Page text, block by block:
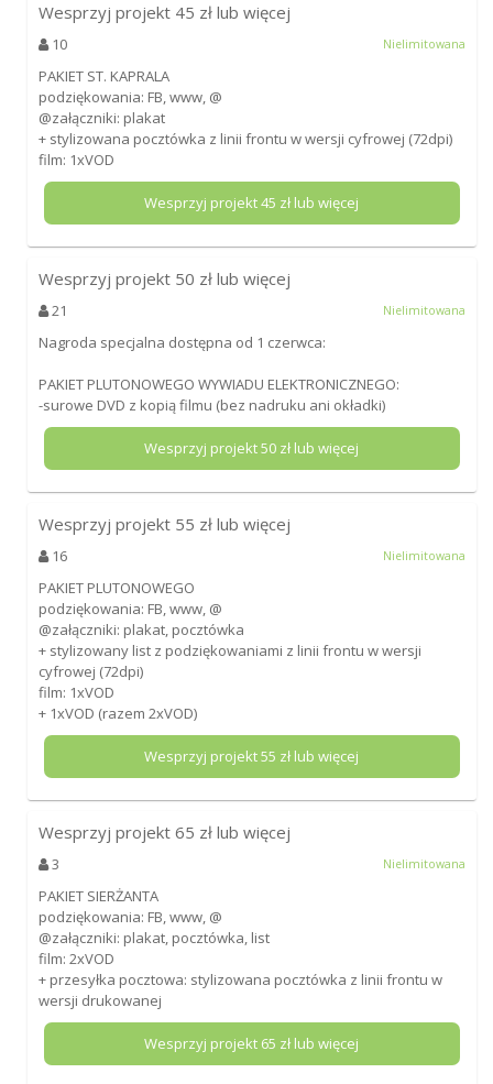
Wesprzyj projekt 45 zł lub więcej
10 Nielimitowana
PAKIET ST. KAPRALA
podziękowania: FB, www, @
@załączniki: plakat
+ stylizowana pocztówka z linii frontu w wersji cyfrowej (72dpi)
film: 1xVOD
Wesprzyj projekt45 zł lub więcej
Wesprzyj projekt 50 zł lub więcej
21 Nielimitowana
Nagroda specjalna dostępna od 1 czerwca:
PAKIET PLUTONOWEGO WYWIADU ELEKTRONICZNEGO:
-surowe DVD z kopią filmu (bez nadruku ani okładki)
Wesprzyj projekt50 zł lub więcej
Wesprzyj projekt 55 zł lub więcej
16 Nielimitowana
PAKIET PLUTONOWEGO
podziękowania: FB, www, @
@załączniki: plakat, pocztówka
+ stylizowany list z podziękowaniami z linii frontu w wersji
cyfrowej (72dpi)
film: 1xVOD
+ 1xVOD (razem 2xVOD)
Wesprzyj projekt55 zł lub więcej
Wesprzyj projekt 65 zł lub więcej
3 Nielimitowana
PAKIET SIERŻANTA
podziękowania: FB, www, @
@załączniki: plakat, pocztówka, list
film: 2xVOD
+ przesyłka pocztowa: stylizowana pocztówka z linii frontu w
wersji drukowanej
Wesprzyj projekt 65 zł lub więcej